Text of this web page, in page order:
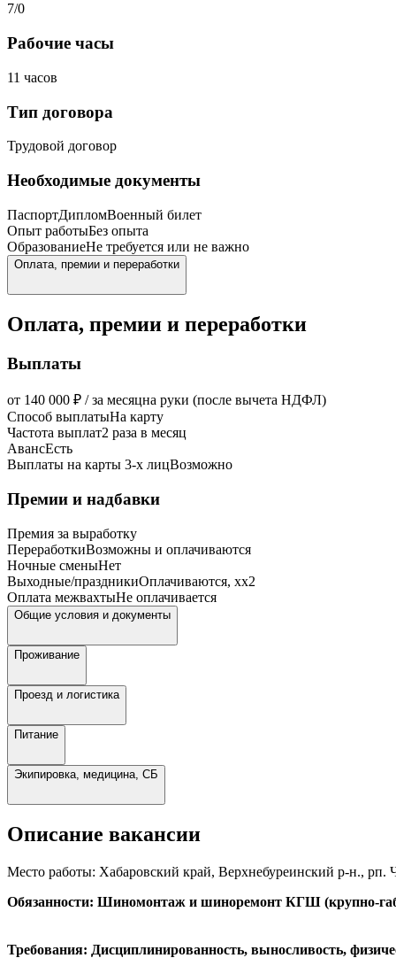
7/0
Рабочие часы
11 часов
Тип договора
Трудовой договор
Необходимые документы
ПаспортДипломВоенный билет
Опыт работыБез опыта
ОбразованиеНе требуется или не важно
Оплата, премии и переработки
Оплата, премии и переработки
Выплаты
от 140 000 ₽ / за месяцна руки (после вычета НДФЛ)
Способ выплатыНа карту
Частота выплат2 раза в месяц
АвансЕсть
Выплаты на карты 3-х лицВозможно
Премии и надбавки
Премия за выработку
ПереработкиВозможны и оплачиваются
Ночные сменыНет
Выходные/праздникиОплачиваются, xx2
Оплата межвахтыНе оплачивается
Общие условия и документы
Проживание
Проезд и логистика
Питание
Экипировка, медицина, СБ
Описание вакансии
Место работы: Хабаровский край, Верхнебуреинский р-н., рп.
Обязанности: Шиномонтаж и шиноремонт КГШ (крупно-
Требования: Дисциплинированность, выносливость,